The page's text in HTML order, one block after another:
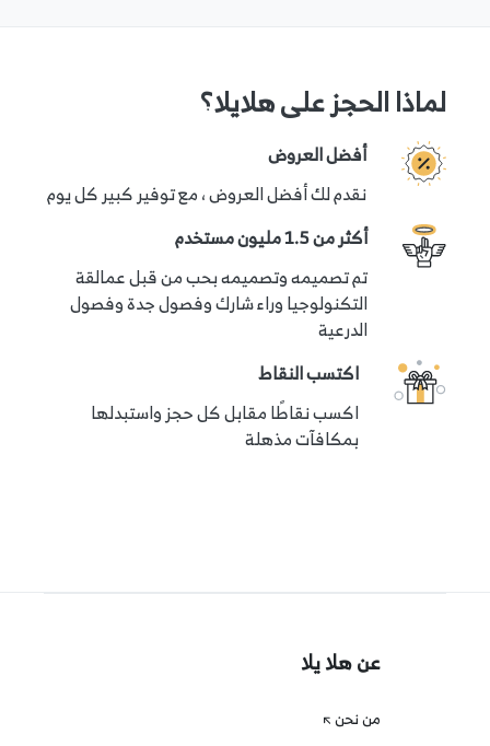
لماذا الحجز على هلايلا؟
أفضل العروض
نقدم لك أفضل العروض ، مع توفير كبير كل يوم
أكثر من 1.5 مليون مستخدم
تم تصميمه وتصميمه بحب من قبل عمالقة
التكنولوجيا وراء شارك وفصول جدة وفصول
الدرعية
اكتسب النقاط
اكسب نقاطًا مقابل كل حجز واستبدلها
بمكافآت مذهلة
عن هلا يلا
من نحن